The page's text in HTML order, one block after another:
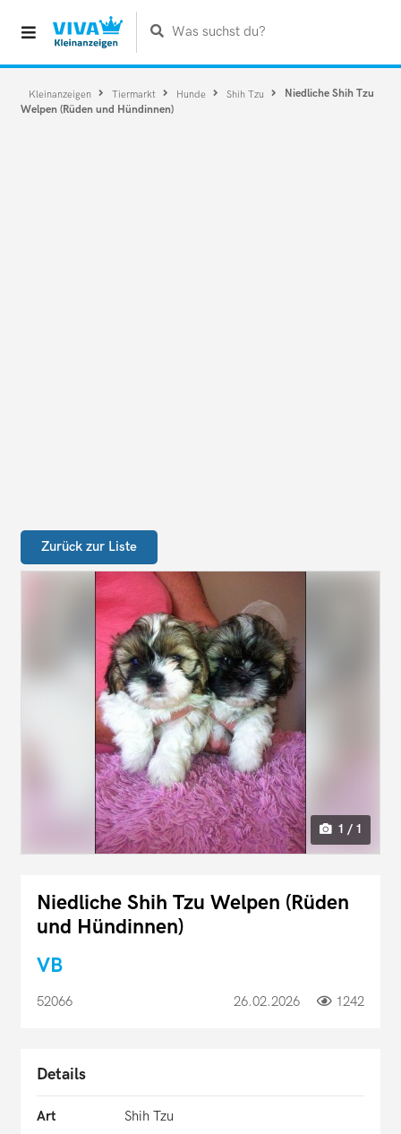
Was suchst du?
Kleinanzeigen Tiermarkt Hunde Shih Tzu
Niedliche Shih Tzu
Welpen (Rüden und Hündinnen)
Zurück zur Liste
1 / 1
Niedliche Shih Tzu Welpen (Rüden
und Hündinnen)
VB
52066 26.02.2026 1242
Details
Art
Shih Tzu